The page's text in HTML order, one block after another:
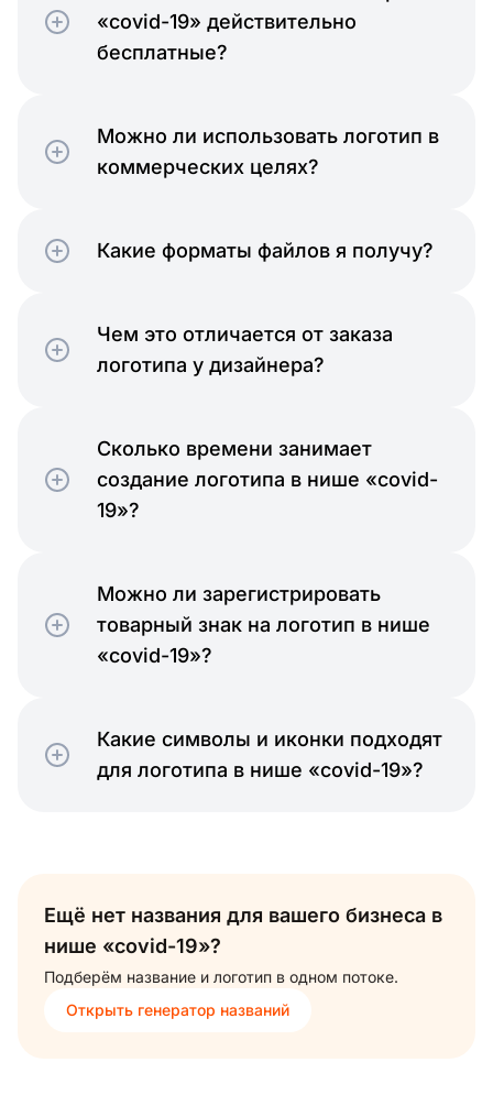
«covid-19» действительно
бесплатные?
Можно ли использовать логотип в
коммерческих целях?
Какие форматы файлов я получу?
Чем это отличается от заказа
логотипа у дизайнера?
Сколько времени занимает
создание логотипа в нише «covid-
19»?
Можно ли зарегистрировать
товарный знак на логотип в нише
«covid-19»?
Какие символы и иконки подходят
для логотипа в нише «covid-19»?
Ещё нет названия для вашего бизнеса в
нише «covid-19»?
Подберём название и логотип в одном потоке.
Открыть генератор названий